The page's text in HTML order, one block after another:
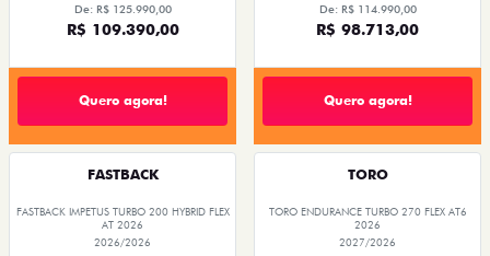
De: R$ 125.990,00
R$ 109.390,00
Quero agora!
De: R$ 114.990,00
R$ 98.713,00
Quero agora!
FASTBACK
FASTBACK IMPETUS TURBO 200 HYBRID FLEX
AT 2026
2026/2026
TORO
TORO ENDURANCE TURBO 270 FLEX AT6
2026
2027/2026